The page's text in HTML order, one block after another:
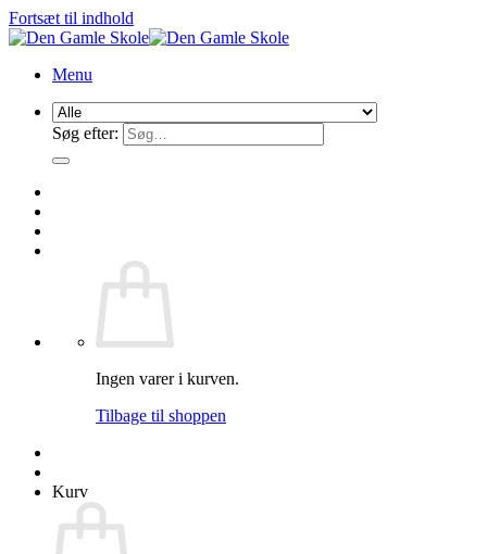
Fortsæt til indhold
Menu
Søg efter:
Ingen varer i kurven.
Tilbage til shoppen
Kurv